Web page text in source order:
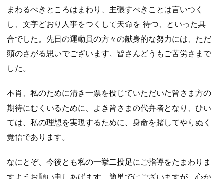
まわるべきところはまわり、主張すべきことは言いつく
し、文字どおり人事をつくして天命を 待つ、といった具
合でした。先日の運動員の方々の献身的な努力には、ただ
頭のさがる思いでございます。皆さんどうもご苦労さまで
した。
不肖、私のために清き一票を投じていただいた皆さま方の
期待にむくいるために、よき皆さまの代弁者となり、ひい
ては、私の理想を実現するために、身命を賭してやりぬく
覚悟であります。
なにとぞ、今後とも私の一挙二投足にご指導をたまわりま
すようお願い申しあげます。簡単ではございますが、心か